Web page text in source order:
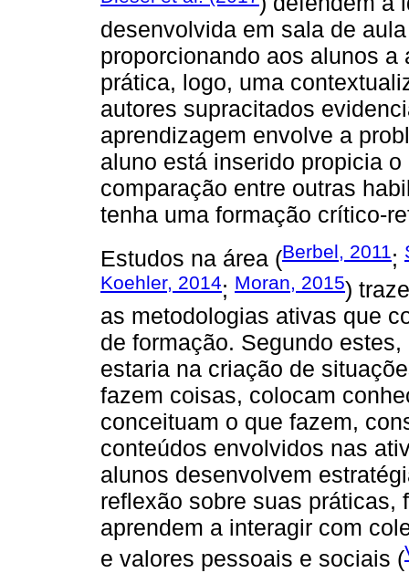
desenvolvida em sala de
proporcionando aos alunos
prática, logo, uma
autores supracitados
aprendizagem envolve a
aluno está inserido propicia
comparação entre outras
tenha uma formação crítico-
Estudos na área (Berbel, 2011 ;
Koehler, 2014; Moran, 2015)
as metodologias ativas que
de formação. Segundo
estaria na criação de
fazem coisas, colocam
conceituam o que fazem,
conteúdos envolvidos nas
alunos desenvolvem
reflexão sobre suas
aprendem a interagir com
e valores pessoais e sociais (